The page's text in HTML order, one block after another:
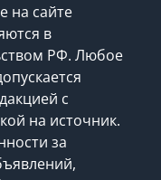
на сайте
в
РФ. Любое
с
на источник.
за